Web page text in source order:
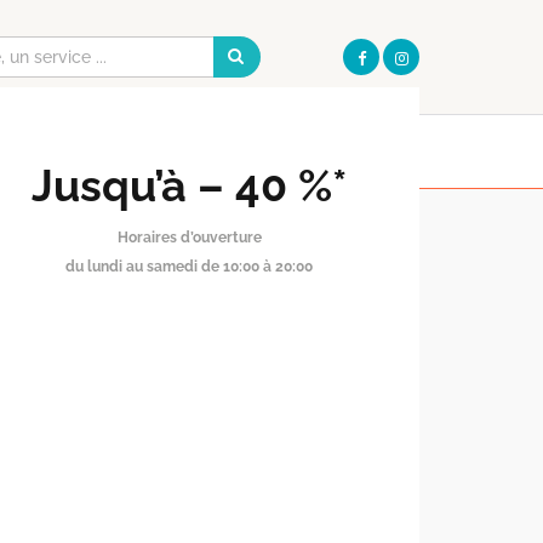
OUVERT JEUDI
DE 10:00 À 20:00
OUVERT JEUDI
DE 09:30 À 20:00
Jusqu’à – 40 %*
Horaires d’ouverture
du lundi au samedi de 10:00 à 20:00